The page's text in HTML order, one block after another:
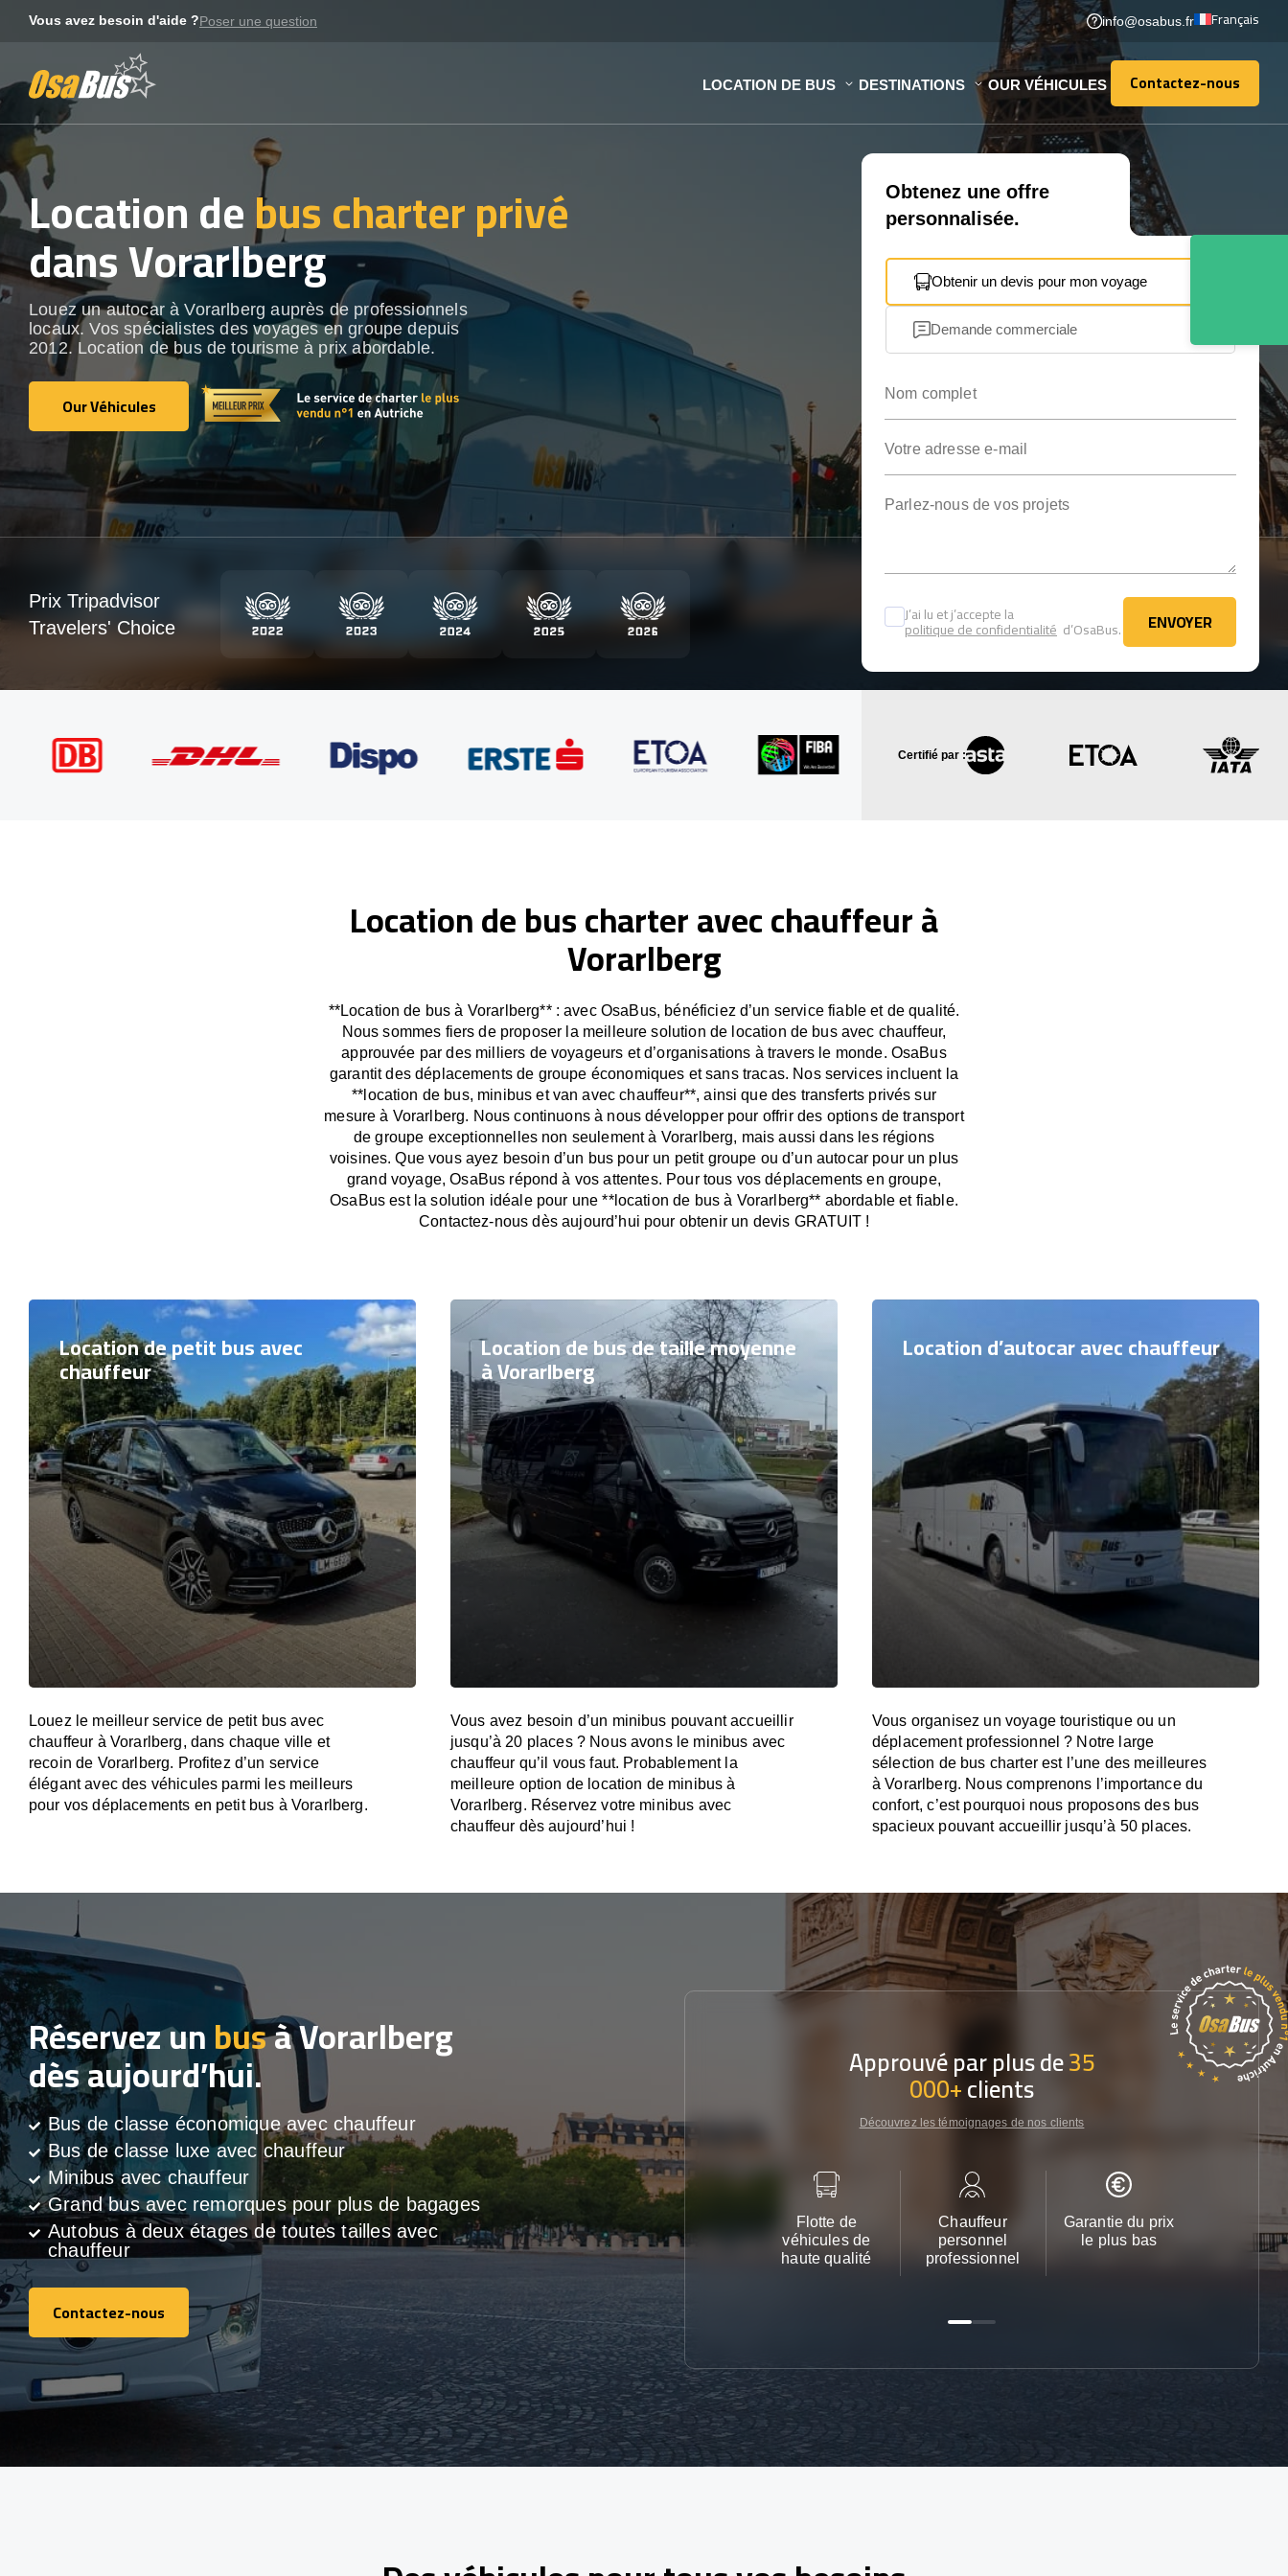
Vous avez besoin d'aide ?Poser une question info@osabus.fr Français
LOCATION DE BUS DESTINATIONS OUR VÉHICULES Contactez-nous
Contactez-nous
Location debus charter privé
dans Vorarlberg
Louez un autocar à Vorarlberg auprès de professionnels
locaux. Vos spécialistes des voyages en groupe depuis
2012. Location de bus de tourisme à prix abordable.
Our Véhicules
Our Véhicules
Obtenez une offre
personnalisée.
Obtenir un devis pour mon voyage
Demande commerciale
J’ai lu et j’accepte la
politique de confidentialité d’OsaBus. ENVOYER
ENVOYER
Prix Tripadvisor
Travelers' Choice
Certifié par :
Location de bus charter avec chauffeur à
Vorarlberg
**Location de bus à Vorarlberg** : avec OsaBus, bénéficiez d’un service fiable et de qualité.
Nous sommes fiers de proposer la meilleure solution de location de bus avec chauffeur,
approuvée par des milliers de voyageurs et d’organisations à travers le monde. OsaBus
garantit des déplacements de groupe économiques et sans tracas. Nos services incluent la
**location de bus, minibus et van avec chauffeur**, ainsi que des transferts privés sur
mesure à Vorarlberg. Nous continuons à nous développer pour offrir des options de transport
de groupe exceptionnelles non seulement à Vorarlberg, mais aussi dans les régions
voisines. Que vous ayez besoin d’un bus pour un petit groupe ou d’un autocar pour un plus
grand voyage, OsaBus répond à vos attentes. Pour tous vos déplacements en groupe,
OsaBus est la solution idéale pour une **location de bus à Vorarlberg** abordable et fiable.
Contactez-nous dès aujourd’hui pour obtenir un devis GRATUIT !
Location de petit bus avec
chauffeur
Louez le meilleur service de petit bus avec
chauffeur à Vorarlberg, dans chaque ville et
recoin de Vorarlberg. Profitez d’un service
élégant avec des véhicules parmi les meilleurs
pour vos déplacements en petit bus à Vorarlberg.
Location de bus de taille moyenne
à Vorarlberg
Vous avez besoin d’un minibus pouvant accueillir
jusqu’à 20 places ? Nous avons le minibus avec
chauffeur qu’il vous faut. Probablement la
meilleure option de location de minibus à
Vorarlberg. Réservez votre minibus avec
chauffeur dès aujourd’hui !
Location d’autocar avec chauffeur
Vous organisez un voyage touristique ou un
déplacement professionnel ? Notre large
sélection de bus charter est l’une des meilleures
à Vorarlberg. Nous comprenons l’importance du
confort, c’est pourquoi nous proposons des bus
spacieux pouvant accueillir jusqu’à 50 places.
Réservez unbusà Vorarlberg
dès aujourd’hui.
Bus de classe économique avec chauffeur
Bus de classe luxe avec chauffeur
Minibus avec chauffeur
Grand bus avec remorques pour plus de bagages
Autobus à deux étages de toutes tailles avec
chauffeur
Contactez-nous
Contactez-nous
Approuvé par plus de35
000+clients
Découvrez les témoignages de nos clients
Flotte de
véhicules de
haute qualité
Chauffeur
personnel
professionnel
Garantie du prix
le plus bas
Service
24h/24